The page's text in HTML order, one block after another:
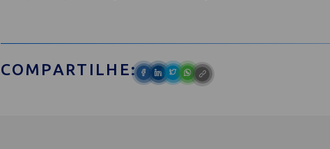
COMPARTILHE: